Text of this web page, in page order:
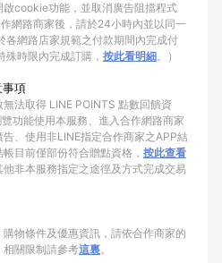
cookie功能，並取消廣告阻擋程式
網路商家後，請於24小時內並以同一
各網路店家規範之付款期間內完成付
時限內完成訂購， 按此看明細。）
事項
法取得 LINE POINTS 點數回饋資
功能使用本服務、進入合作網路商家
、使用非LINE指定合作商家之APP結
目前僅部份符合贈點資格， 按此查看
他非本服務指定之途徑及方式完成交易
物條件及優惠資訊，請依合作商家的
關限制請參考這裏。